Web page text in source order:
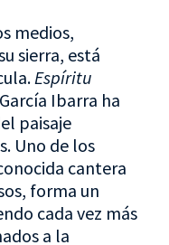
medios,
sierra, está
Espíritu
Ibarra ha
paisaje
Uno de los
cantera
forma un
cada vez más
a la